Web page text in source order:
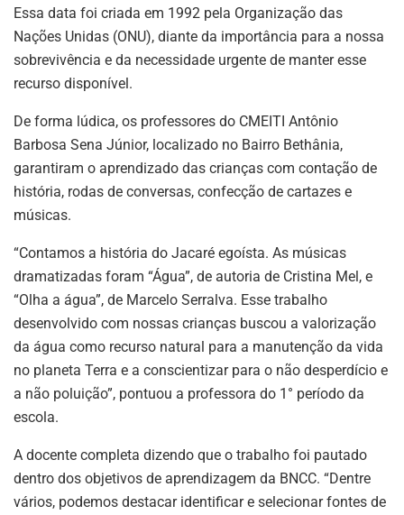
Essa data foi criada em 1992 pela Organização das
Nações Unidas (ONU), diante da importância para a nossa
sobrevivência e da necessidade urgente de manter esse
recurso disponível.
De forma lúdica, os professores do CMEITI Antônio
Barbosa Sena Júnior, localizado no Bairro Bethânia,
garantiram o aprendizado das crianças com contação de
história, rodas de conversas, confecção de cartazes e
músicas.
“Contamos a história do Jacaré egoísta. As músicas
dramatizadas foram “Água”, de autoria de Cristina Mel, e
“Olha a água”, de Marcelo Serralva. Esse trabalho
desenvolvido com nossas crianças buscou a valorização
da água como recurso natural para a manutenção da vida
no planeta Terra e a conscientizar para o não desperdício e
a não poluição”, pontuou a professora do 1° período da
escola.
A docente completa dizendo que o trabalho foi pautado
dentro dos objetivos de aprendizagem da BNCC. “Dentre
vários, podemos destacar identificar e selecionar fontes de